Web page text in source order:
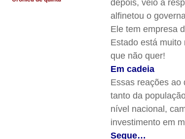
depois, veio a
alfinetou o
Ele tem empresa
Estado está
que não quer!
Em cadeia
Essas reações ao
tanto da
nível nacional,
investimento em
Segue…